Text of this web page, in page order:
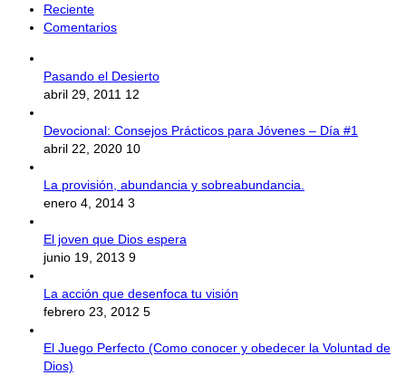
Reciente
Comentarios
Pasando el Desierto
abril 29, 2011 12
Devocional: Consejos Prácticos para Jóvenes – Día #1
abril 22, 2020 10
La provisión, abundancia y sobreabundancia.
enero 4, 2014 3
El joven que Dios espera
junio 19, 2013 9
La acción que desenfoca tu visión
febrero 23, 2012 5
El Juego Perfecto (Como conocer y obedecer la Voluntad de
Dios)